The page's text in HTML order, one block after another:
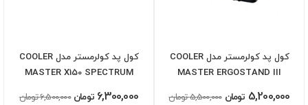
کول پد کولرمستر مدل COOLER
MASTER ERGOSTAND III
5,200,000 تومان 5,500,000 تومان
کول پد کولرمستر مدل COOLER
MASTER X150 SPECTRUM
6,300,000 تومان 6,500,000 تومان